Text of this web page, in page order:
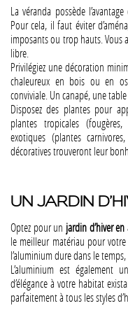
La véranda possède
Pour cela, il faut éviter
imposants ou trop hauts. Vous
libre.
Privilégiez une décoration
chaleureux en bois ou en
conviviale. Un canapé, une
Disposez des plantes pour
plantes tropicales
exotiques (plantes
décoratives trouveront leur
UN JARDIN
Optez pour un jardin d’hiver
le meilleur matériau pour
l’aluminium dure dans le
L’aluminium est également
d’élégance à votre habitat
parfaitement à tous les styles